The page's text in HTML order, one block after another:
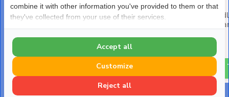
Salus SR868 Draadloze
Salus SPE868
Plug-in
combine it with other information you've provided to them or that
they've collected from your use of their services.
Reject all
Customize
Accept all